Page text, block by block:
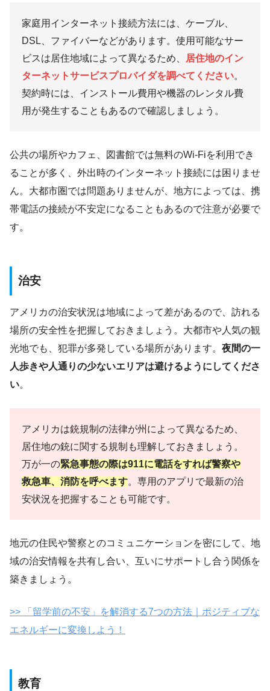
家庭用インターネット接続方法には、ケーブル、
DSL、ファイバーなどがあります。使用可能なサー
ビスは居住地域によって異なるため、
居住地のイン
ターネットサービスプロバイダを調べてください。
契約時には、インストール費用や機器のレンタル費
用が発生することもあるので確認しましょう。
公共の場所やカフェ、図書館では無料のWi-Fiを利用でき
ることが多く、外出時のインターネット接続には困りませ
ん。大都市圏では問題ありませんが、地方によっては、携
帯電話の接続が不安定になることもあるので注意が必要で
す。
治安
アメリカの治安状況は地域によって差があるので、訪れる
場所の安全性を把握しておきましょう。大都市や人気の観
光地でも、犯罪が多発している場所があります。 夜間の一
人歩きや人通りの少ないエリアは避けるようにしてくださ
い。
アメリカは銃規制の法律が州によって異なるため、
居住地の銃に関する規制も理解しておきましょう。
万が一の緊急事態の際は911に電話をすれば警察や
救急車、消防を呼べます。専用のアプリで最新の治
安状況を把握することも可能です。
地元の住民や警察とのコミュニケーションを密にして、地
域の治安情報を共有し合い、互いにサポートし合う関係を
築きましょう。
>> 「留学前の不安」を解消する7つの方法｜ポジティブな
エネルギーに変換しよう！
教育